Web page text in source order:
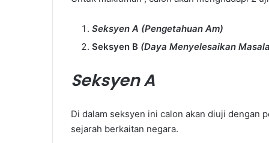
Seksyen A (Pengetahuan Am)
Seksyen B (Daya Menyelesaikan
Seksyen A
Di dalam seksyen ini calon akan diuji dengan
sejarah berkaitan negara.
Cara